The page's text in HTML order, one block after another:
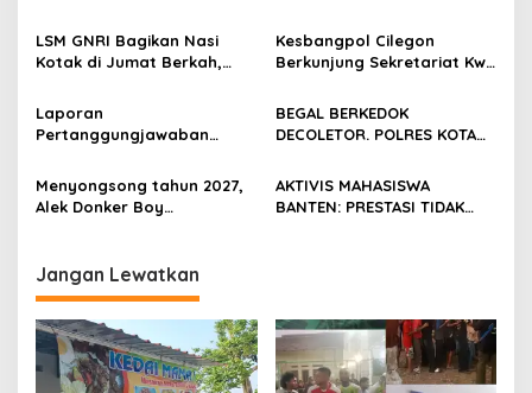
dengan Harga Ekonomis
Kebersamaan Warga
Sindang Heula
LSM GNRI Bagikan Nasi
Kotak di Jumat Berkah,
Kesbangpol Cilegon
Berkunjung Sekretariat Kwri
Kemitraan yang kokoh
Laporan
Pertanggungjawaban
Panitia Milad KKPMP ke-15
Resmi Ditutup
BEGAL BERKEDOK
DECOLETOR. POLRES KOTA
TEGAS
Menyongsong tahun 2027,
Alek Donker Boy
seluruh jajaran untuk terus
meningkatkan
menjalankan tugas
jurnalistik
AKTIVIS MAHASISWA
BANTEN: PRESTASI TIDAK
Jangan Lewatkan